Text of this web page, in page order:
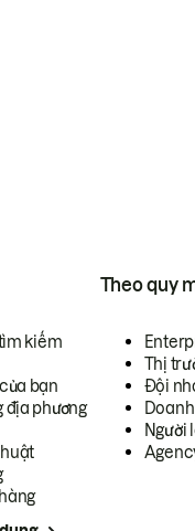
kiếm
bạn
địa phương
Theo quy
Thị
Đội
Người